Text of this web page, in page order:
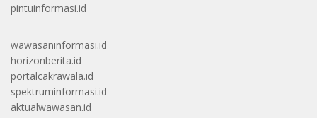
pintuinformasi.id
wawasaninformasi.id
horizonberita.id
portalcakrawala.id
spektruminformasi.id
aktualwawasan.id